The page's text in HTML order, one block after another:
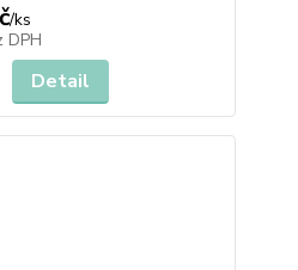
/ks
DPH
Detail